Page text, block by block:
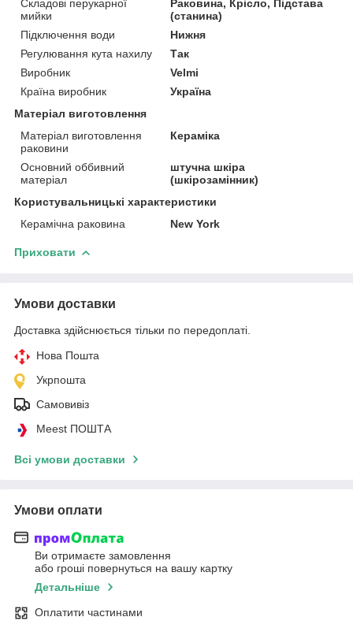
Складові перукарної
мийки
Раковина, Крісло, Підстава
(станина)
Підключення води
Нижня
Регулювання кута нахилу
Так
Виробник
Velmi
Країна виробник
Україна
Матеріал виготовлення
Матеріал виготовлення
раковини
Кераміка
Основний оббивний
матеріал
штучна шкіра
(шкірозамінник)
Користувальницькі характеристики
Керамічна раковина
New York
Приховати
Умови доставки
Доставка здійснюється тільки по передоплаті.
Нова Пошта
Укрпошта
Самовивіз
Meest ПОШТА
Всі умови доставки
Умови оплати
Ви отримаєте замовлення
або гроші повернуться на вашу картку
Детальніше
Оплатити частинами